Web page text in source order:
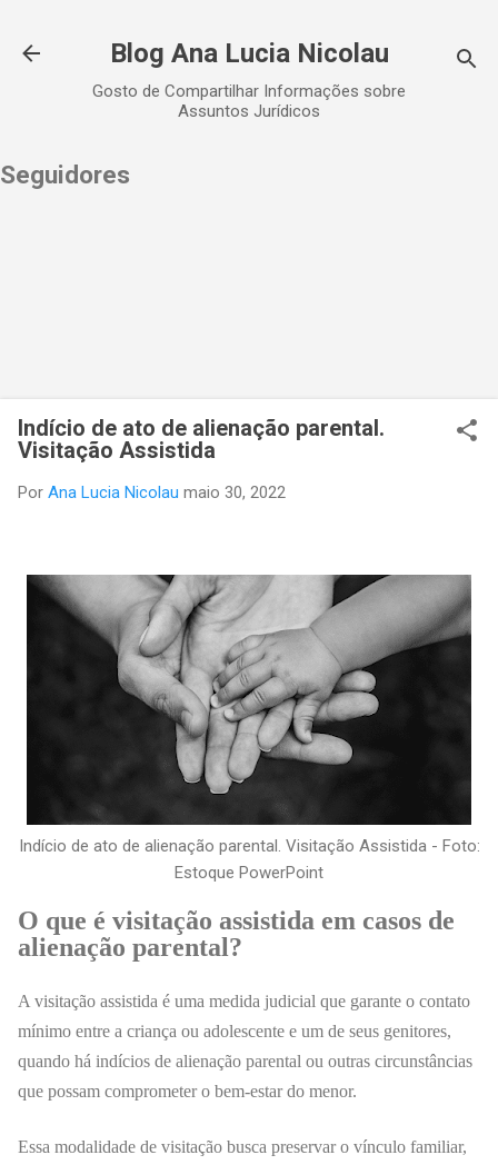
Blog Ana Lucia Nicolau
Gosto de Compartilhar Informações sobre
Assuntos Jurídicos
Seguidores
Indício de ato de alienação parental.
Visitação Assistida
Por Ana Lucia Nicolau maio 30, 2022
Indício de ato de alienação parental. Visitação Assistida - Foto:
Estoque PowerPoint
O que é visitação assistida em casos de
alienação parental?
A visitação assistida é uma medida judicial que garante o contato
mínimo entre a criança ou adolescente e um de seus genitores,
quando há indícios de alienação parental ou outras circunstâncias
que possam comprometer o bem-estar do menor.
Essa modalidade de visitação busca preservar o vínculo familiar,